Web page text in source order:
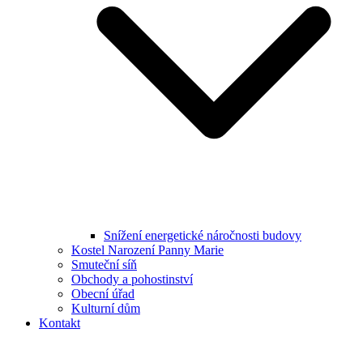
Snížení energetické náročnosti budovy
Kostel Narození Panny Marie
Smuteční síň
Obchody a pohostinství
Obecní úřad
Kulturní dům
Kontakt